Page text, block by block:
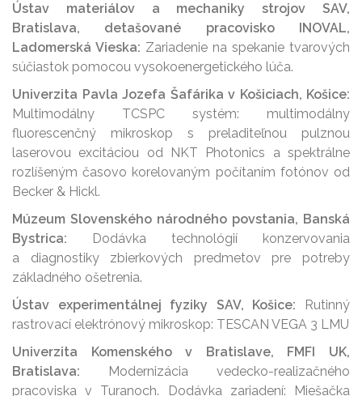
Ústav materiálov a mechaniky strojov SAV,
Bratislava, detašované pracovisko INOVAL,
Ladomerská Vieska: Zariadenie na spekanie tvarových
súčiastok pomocou vysokoenergetického lúča.
Univerzita Pavla Jozefa Šafárika v Košiciach, Košice:
Multimodálny TCSPC systém: multimodálny
fluorescenčný mikroskop s preladiteľnou pulznou
laserovou excitáciou od NKT Photonics a spektrálne
rozlíšeným časovo korelovaným počítaním fotónov od
Becker & Hickl.
Múzeum Slovenského národného povstania, Banská
Bystrica:
Dodávka technológií konzervovania
a diagnostiky zbierkových predmetov pre potreby
základného ošetrenia.
Ústav experimentálnej fyziky SAV, Košice:
Rutinný
rastrovací elektrónový mikroskop: TESCAN VEGA 3 LMU
Univerzita Komenského v Bratislave, FMFI UK,
Bratislava:
Modernizácia vedecko-realizačného
pracoviska v Turanoch. Dodávka zariadení: Miešačka